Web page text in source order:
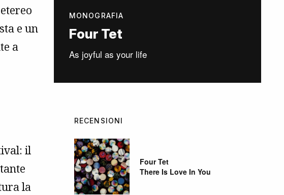
e un
a
il
la
MONOGRAFIA
Four Tet
As joyful as your life
RECENSIONI
Four Tet
There Is Love In You